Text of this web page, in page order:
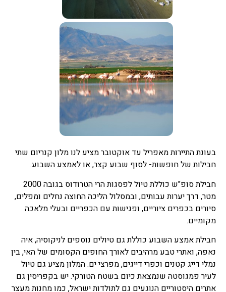
בעונת התיירות מאפריל עד אוקטובר מציע לנו מלון קנריום שתי
חבילות של חופשות- לסוף שבוע קצר, או לאמצע השבוע.
חבילת סופ"ש כוללת טיול לפסגות הרי הטרודוס בגובה 2000
מטר, דרך יערות עבותים, ובמסלול הליכה החוצה נחלים ומפלים,
סיורים בכפרים ציוריים, ופגישות עם הכפריים ובעלי מלאכה
מקומיים.
חבילת אמצע השבוע כוללת גם טיולים נוספים לניקוסיה, איה
נאפה, ואתרי טבע מרהיבים לאורך החופים הקסומים של האי, בין
נמלי דייג קטנים וכפרי דייגים, מפרצי ים. המלון מציע גם טיול
לעיר פמגוסטה שנמצאת כיום בשטח הטורקי. יש בקפריסין גם
אתרים היסטוריים הנוגעים גם לתולדות ישראל, כמו מחנות מעצר